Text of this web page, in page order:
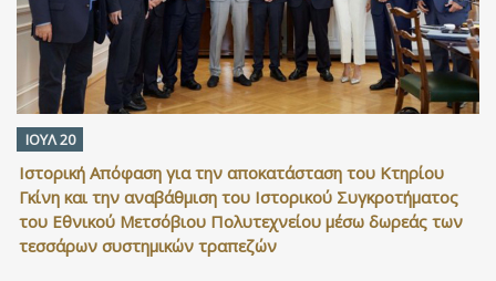
ΙΟΥΛ 20
Ιστορική Απόφαση για την αποκατάσταση του Κτηρίου
Γκίνη και την αναβάθμιση του Ιστορικού Συγκροτήματος
του Εθνικού Μετσόβιου Πολυτεχνείου μέσω δωρεάς των
τεσσάρων συστημικών τραπεζών